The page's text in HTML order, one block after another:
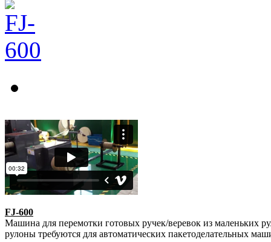
FJ-600
Машина для перемотки готовых ручек/веревок из маленьких
рулоны требуются для автоматических пакетоделательных